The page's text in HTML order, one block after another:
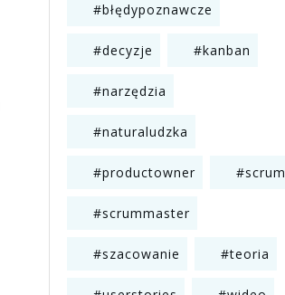
#błędypoznawcze
#decyzje #kanban
#narzędzia
#naturaludzka
#productowner #scrum
#scrummaster
#szacowanie #teoria